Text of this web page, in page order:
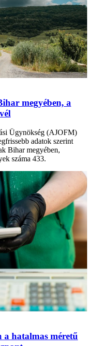
megyében, a
Ügynökség (AJOFM)
adatok szerint
Bihar megyében,
száma 433.
a hatalmas méretű